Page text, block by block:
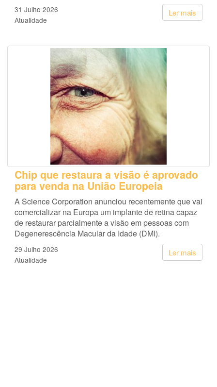
Ler mais
31 Julho 2026
Atualidade
Chip que restaura a visão é aprovado
para venda na União Europeia
A Science Corporation anunciou recentemente que vai
comercializar na Europa um implante de retina capaz
de restaurar parcialmente a visão em pessoas com
Degenerescência Macular da Idade (DMI).
Ler mais
29 Julho 2026
Atualidade